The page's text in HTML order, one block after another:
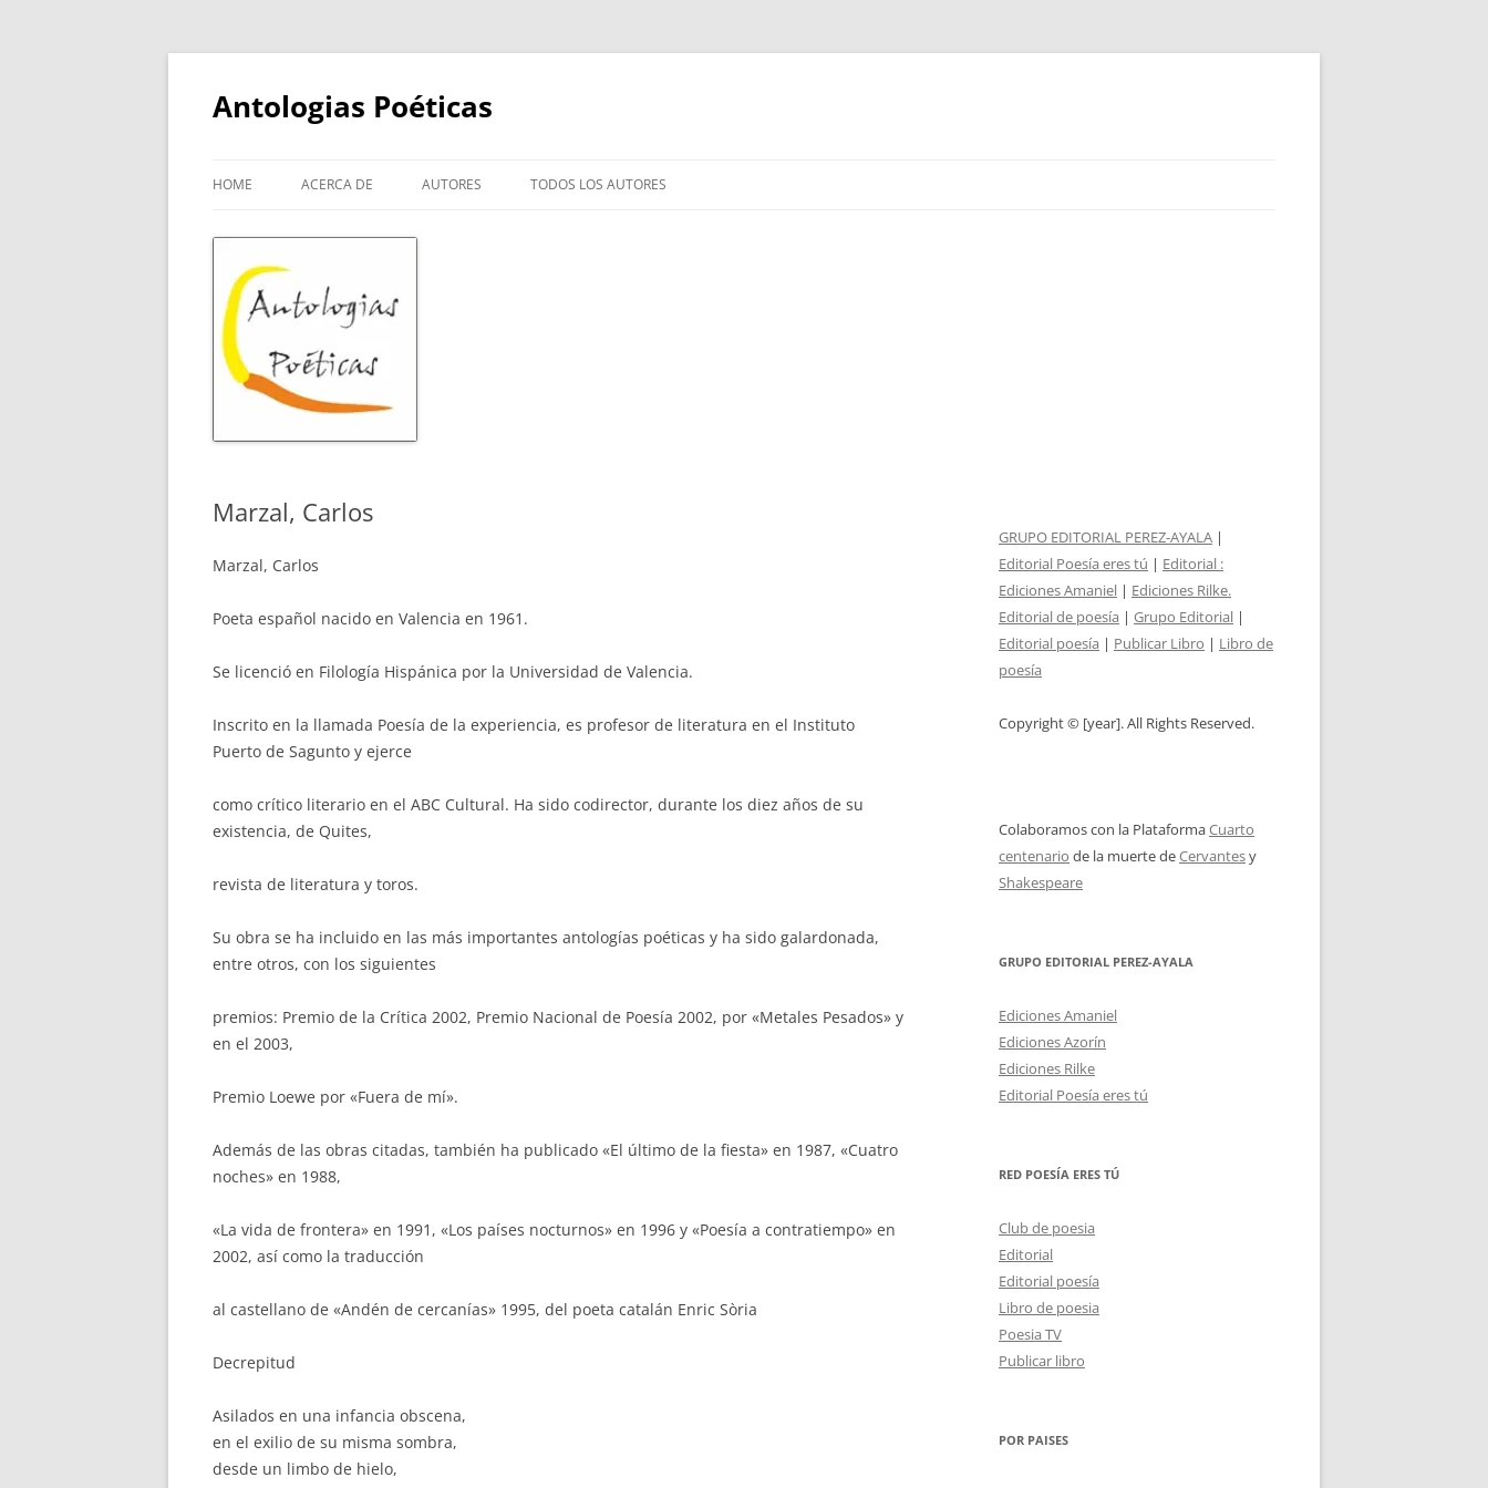
Skip
Antologias Poéticas
HOME ACERCA DE AUTORES TODOS LOS AUTORES
Marzal, Carlos
Marzal, Carlos
Poeta español nacido en Valencia en 1961.
Se licenció en Filología Hispánica por la Universidad de Valencia.
Inscrito en la llamada Poesía de la experiencia, es profesor de literatura en el Instituto
Puerto de Sagunto y ejerce
como crítico literario en el ABC Cultural. Ha sido codirector, durante los diez años de su
existencia, de Quites,
revista de literatura y toros.
Su obra se ha incluido en las más importantes antologías poéticas y ha sido galardonada,
entre otros, con los siguientes
premios: Premio de la Crítica 2002, Premio Nacional de Poesía 2002, por «Metales Pesados» y
en el 2003,
Premio Loewe por «Fuera de mí».
Además de las obras citadas, también ha publicado «El último de la fiesta» en 1987, «Cuatro
noches» en 1988,
«La vida de frontera» en 1991, «Los países nocturnos» en 1996 y «Poesía a contratiempo» en
2002, así como la traducción
al castellano de «Andén de cercanías» 1995, del poeta catalán Enric Sòria
Decrepitud
Asilados en una infancia obscena,
en el exilio de su misma sombra,
desde un limbo de hielo,
GRUPO EDITORIAL PEREZ-AYALA |
Editorial Poesía eres tú | Editorial :
Ediciones Amaniel | Ediciones Rilke.
Editorial de poesía | Grupo Editorial |
Editorial poesía | Publicar Libro | Libro de
poesía
Copyright © [year]. All Rights Reserved.
Colaboramos con la PlataformaCuarto
centenario de la muerte deCervantesy
Shakespeare
GRUPO EDITORIAL PEREZ-AYALA
Ediciones Amaniel
Ediciones Azorín
Ediciones Rilke
Editorial Poesía eres tú
RED POESÍA ERES TÚ
Club de poesia
Editorial
Editorial poesía
Libro de poesia
Poesia TV
Publicar libro
POR PAISES